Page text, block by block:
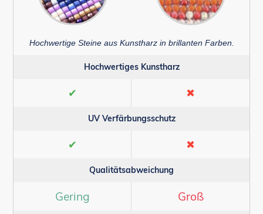
Hochwertige Steine aus Kunstharz in brillanten Farben.
Hochwertiges Kunstharz
✔ ✖
UV Verfärbungsschutz
✔ ✖
Qualitätsabweichung
Gering Groß